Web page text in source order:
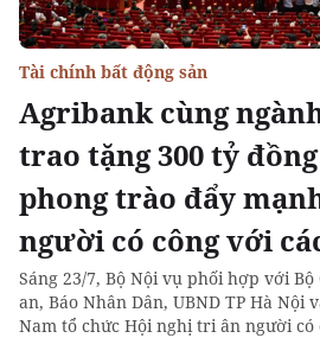
Agribank cùng
trao tặng 300 tỷ
phong trào đẩy
người có công với
Tài chính bất động sản
Sáng 23/7, Bộ Nội vụ phối hợp với Bộ
an, Báo Nhân Dân, UBND TP Hà
Nam tổ chức Hội nghị tri ân người có